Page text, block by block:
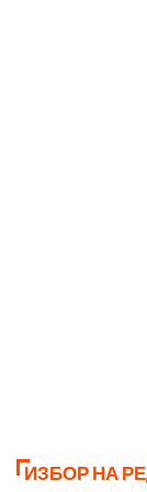
ИЗБОР НА